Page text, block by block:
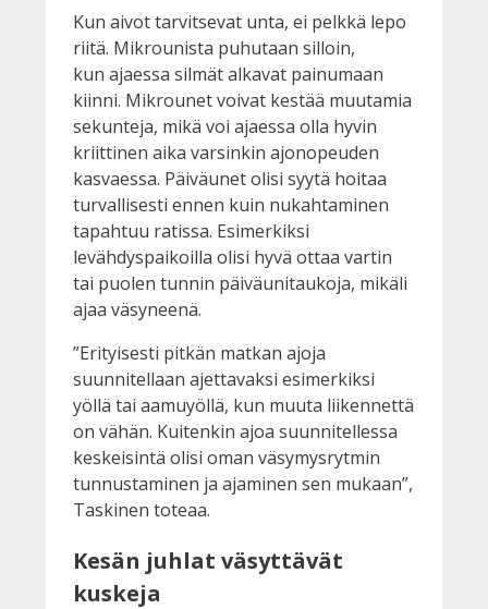
Kun aivot tarvitsevat unta, ei pelkkä lepo
riitä. Mikrounista puhutaan silloin,
kun ajaessa silmät alkavat painumaan
kiinni. Mikrounet voivat kestää muutamia
sekunteja, mikä voi ajaessa olla hyvin
kriittinen aika varsinkin ajonopeuden
kasvaessa. Päiväunet olisi syytä hoitaa
turvallisesti ennen kuin nukahtaminen
tapahtuu ratissa. Esimerkiksi
levähdyspaikoilla olisi hyvä ottaa vartin
tai puolen tunnin päiväunitaukoja, mikäli
ajaa väsyneenä.
”Erityisesti pitkän matkan ajoja
suunnitellaan ajettavaksi esimerkiksi
yöllä tai aamuyöllä, kun muuta liikennettä
on vähän. Kuitenkin ajoa suunnitellessa
keskeisintä olisi oman väsymysrytmin
tunnustaminen ja ajaminen sen mukaan”,
Taskinen toteaa.
Kesän juhlat väsyttävät
kuskeja